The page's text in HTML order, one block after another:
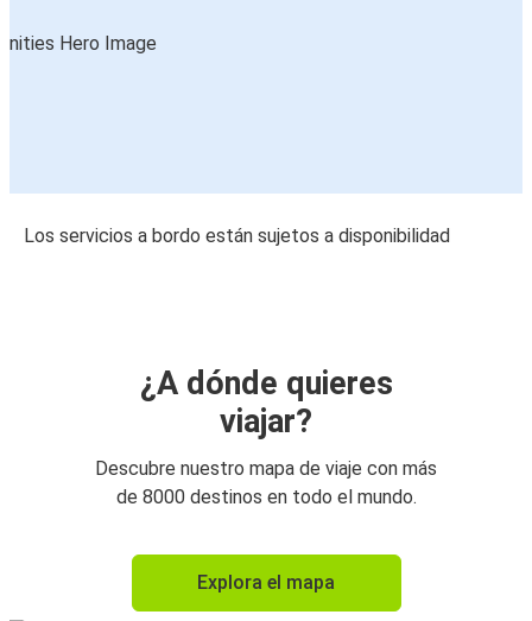
Los servicios a bordo están sujetos a disponibilidad
¿A dónde quieres
viajar?
Descubre nuestro mapa de viaje con más
de 8000 destinos en todo el mundo.
Explora el mapa